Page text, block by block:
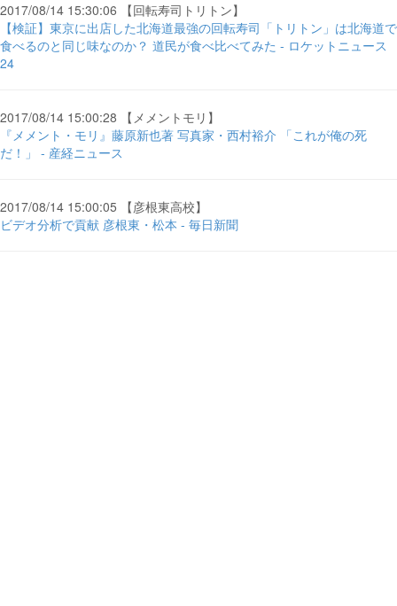
2017/08/14 15:30:06 【回転寿司トリトン】
【検証】東京に出店した北海道最強の回転寿司「トリトン」は北海道で
食べるのと同じ味なのか？ 道民が食べ比べてみた - ロケットニュース
24
2017/08/14 15:00:28 【メメントモリ】
『メメント・モリ』藤原新也著 写真家・西村裕介 「これが俺の死
だ！」 - 産経ニュース
2017/08/14 15:00:05 【彦根東高校】
ビデオ分析で貢献 彦根東・松本 - 毎日新聞